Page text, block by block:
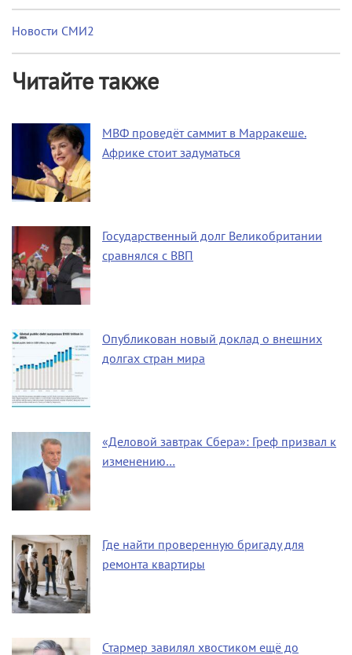
Новости СМИ2
Читайте также
МВФ проведёт саммит в Марракеше.
Африке стоит задуматься
Государственный долг Великобритании
сравнялся с ВВП
Опубликован новый доклад о внешних
долгах стран мира
«Деловой завтрак Сбера»: Греф призвал к
изменению…
Где найти проверенную бригаду для
ремонта квартиры
Стармер завилял хвостиком ещё до